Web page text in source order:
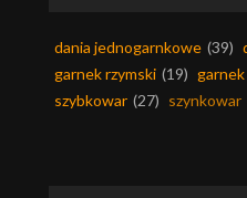
dania jednogarnkowe (39)
garnek rzymski (19)
szybkowar (27) szynkowar